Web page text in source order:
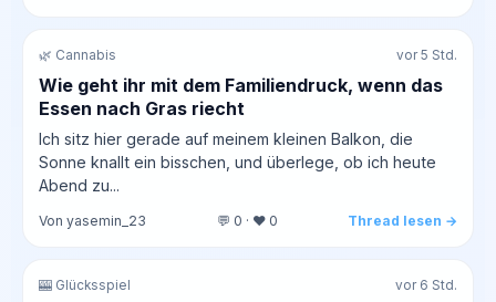
🌿 Cannabis vor 5 Std.
Wie geht ihr mit dem Familiendruck, wenn das
Essen nach Gras riecht
Ich sitz hier gerade auf meinem kleinen Balkon, die
Sonne knallt ein bisschen, und überlege, ob ich heute
Abend zu...
Von yasemin_23 💬 0 · ❤️ 0 Thread lesen →
🎰 Glücksspiel vor 6 Std.